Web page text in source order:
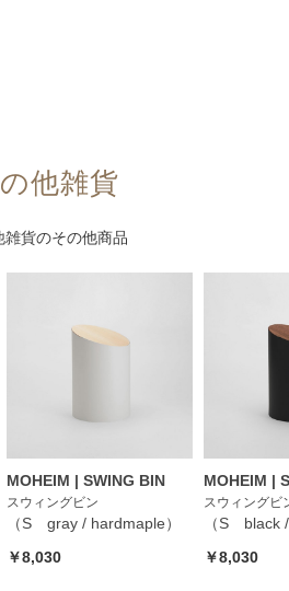
他雑貨
雑貨のその他商品
MOHEIM | SWING BIN
スウィングビン
（S gray / hardmaple）
￥8,030
MOHEIM |
スウィングビ
（S black
￥8,030